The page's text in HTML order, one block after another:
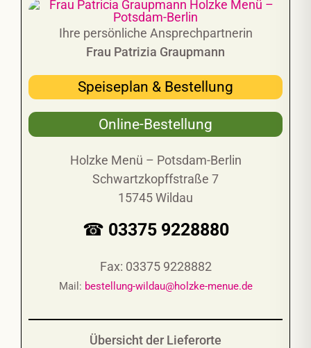
Ihre persönliche Ansprechpartnerin
Frau Patrizia Graupmann
Speiseplan & Bestellung
Online-Bestellung
Holzke Menü – Potsdam-Berlin
Schwartzkopffstraße 7
15745 Wildau
☎ 03375 9228880
Fax: 03375 9228882
Mail: bestellung-wildau@holzke-menue.de
Übersicht der Lieferorte